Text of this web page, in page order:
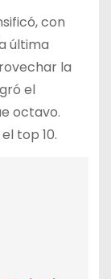
con
última
la
el
octavo.
top 10.